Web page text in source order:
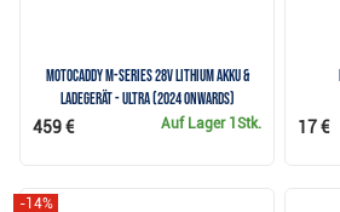
Motocaddy M-Series 28V Lithium Akku &
Ladegerät - ULTRA (2024 onwards)
Auf Lager 1Stk.
459 € 17 €
-14%